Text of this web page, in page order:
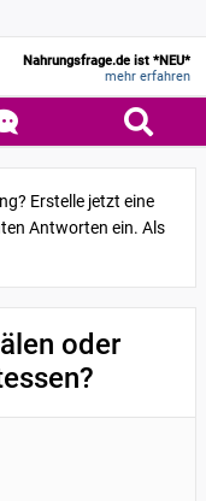
Nahrungsfrage.de ist *NEU*
mehr erfahren
Erstelle jetzt eine
Antworten ein. Als
oder